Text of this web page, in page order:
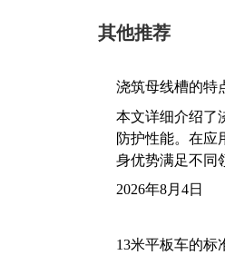
其他推荐
浇筑母线槽的特
本文详细介绍了
防护性能。在应
身优势满足不同
2026年8月4日
13米平板车的标